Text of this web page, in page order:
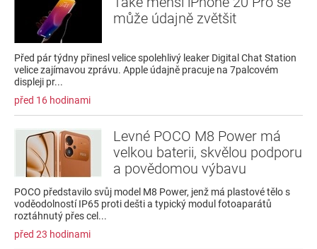
může údajně zvětšit
Před pár týdny přinesl velice spolehlivý leaker Digital Chat Station
velice zajímavou zprávu. Apple údajně pracuje na 7palcovém
displeji pr...
před 16 hodinami
Levné POCO M8 Power má
velkou baterii, skvělou podporu
a povědomou výbavu
POCO představilo svůj model M8 Power, jenž má plastové tělo s
voděodolností IP65 proti dešti a typický modul fotoaparátů
roztáhnutý přes cel...
před 23 hodinami